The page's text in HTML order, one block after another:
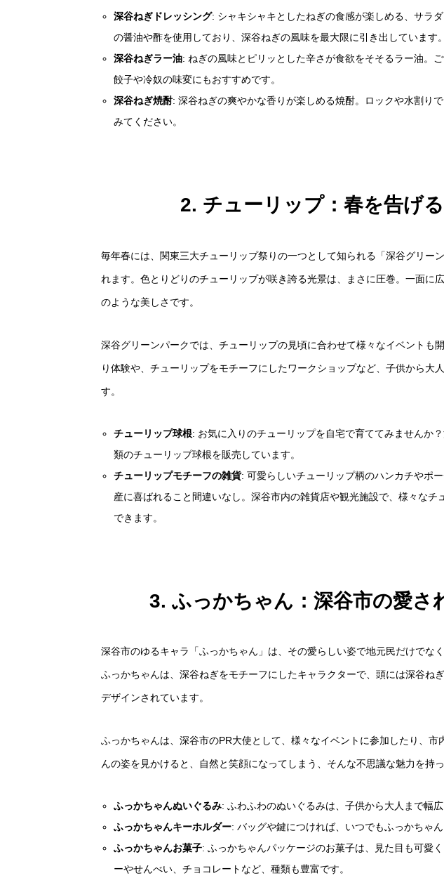
深谷ねぎドレッシング: シャキシャキとしたねぎの食感が楽しめる、サラ
の醤油や酢を使用しており、深谷ねぎの風味を最大限に引き出しています。
深谷ねぎラー油: ねぎの風味とピリッとした辛さが食欲をそそるラー油。
餃子や冷奴の味変にもおすすめです。
深谷ねぎ焼酎: 深谷ねぎの爽やかな香りが楽しめる焼酎。ロックや水割り
みてください。
2. チューリップ：春を告げ
毎年春には、関東三大チューリップ祭りの一つとして知られる「深谷グリー
れます。色とりどりのチューリップが咲き誇る光景は、まさに圧巻。一面に
のような美しさです。
深谷グリーンパークでは、チューリップの見頃に合わせて様々なイベントも
り体験や、チューリップをモチーフにしたワークショップなど、子供から大
す。
チューリップ球根: お気に入りのチューリップを自宅で育ててみませんか
類のチューリップ球根を販売しています。
チューリップモチーフの雑貨: 可愛らしいチューリップ柄のハンカチやポ
産に喜ばれること間違いなし。深谷市内の雑貨店や観光施設で、様々なチ
できます。
3. ふっかちゃん：深谷市の愛さ
深谷市のゆるキャラ「ふっかちゃん」は、その愛らしい姿で地元民だけでな
ふっかちゃんは、深谷ねぎをモチーフにしたキャラクターで、頭には深谷ね
デザインされています。
ふっかちゃんは、深谷市のPR大使として、様々なイベントに参加したり、市
んの姿を見かけると、自然と笑顔になってしまう、そんな不思議な魅力を持
ふっかちゃんぬいぐるみ: ふわふわのぬいぐるみは、子供から大人まで幅
ふっかちゃんキーホルダー: バッグや鍵につければ、いつでもふっかちゃん
ふっかちゃんお菓子: ふっかちゃんパッケージのお菓子は、見た目も可愛
ーやせんべい、チョコレートなど、種類も豊富です。